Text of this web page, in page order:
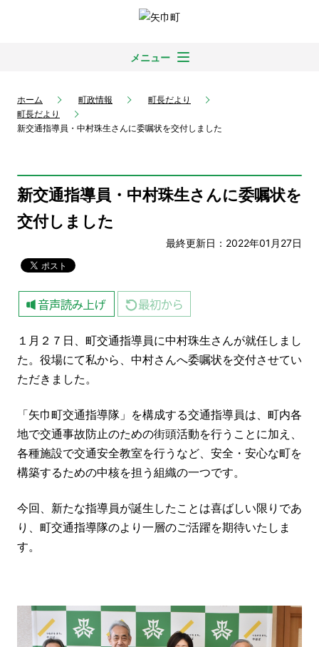
メニュー
ホーム 町政情報
町長だより
町長だより
新交通指導員・中村珠生さんに委嘱状を交付しました
新交通指導員・中村珠生さんに委嘱状を
交付しました
最終更新日：2022年01月27日
１月２７日、町交通指導員に中村珠生さんが就任しまし
た。役場にて私から、中村さんへ委嘱状を交付させてい
ただきました。
「矢巾町交通指導隊」を構成する交通指導員は、町内各
地で交通事故防止のための街頭活動を行うことに加え、
各種施設で交通安全教室を行うなど、安全・安心な町を
構築するための中核を担う組織の一つです。
今回、新たな指導員が誕生したことは喜ばしい限りであ
り、町交通指導隊のより一層のご活躍を期待いた しま
す。